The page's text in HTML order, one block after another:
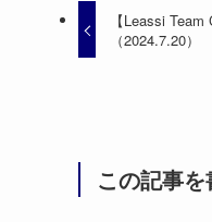
【Leassi
（2024.7.20）
この記事